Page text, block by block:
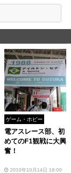
ゲーム・ホビー
電アスレース部、初
めてのF1観戦に大興
奮！
2010年10月14日 18:00